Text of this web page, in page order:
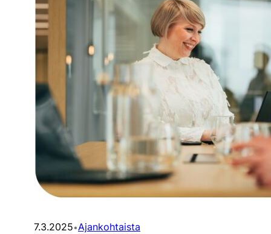
7.3.2025•Ajankohtaista